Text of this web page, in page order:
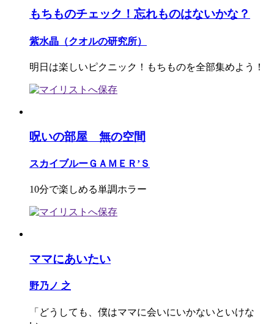
もちものチェック！忘れものはないかな？
紫水晶（クオルの研究所）
明日は楽しいピクニック！もちものを全部集めよう！
呪いの部屋 無の空間
スカイブルーＧＡＭＥＲ’Ｓ
10分で楽しめる単調ホラー
ママにあいたい
野乃ノ 之
「どうしても、僕はママに会いにいかないといけな